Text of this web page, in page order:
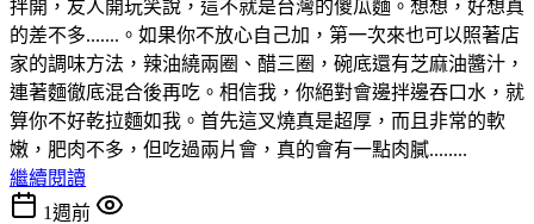
拌開，友人開玩笑說，這不就是台灣的傻瓜麵。想想，好想真
的差不多.......。如果你不放心自己加，第一次來也可以照著店
家的調味方法，辣油繞兩圈、醋三圈，碗底還有芝麻油醬汁，
連著麵徹底混合後再吃。相信我，你絕對會邊拌邊吞口水，就
算你不好乾拉麵如我。首先這叉燒真是超厚，而且非常的軟
嫩，肥肉不多，但吃過兩片會，真的會有一點肉膩........
繼續閱讀
1週前